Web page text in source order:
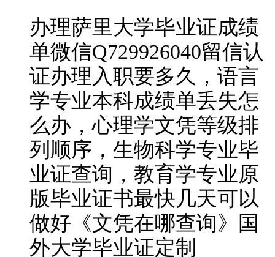
办理萨里大学毕业证成绩
单微信Q729926040留信认
证办理入职要多久，语言
学专业本科成绩单丢失怎
么办，心理学文凭等级排
列顺序，生物科学专业毕
业证查询，教育学专业原
版毕业证书最快几天可以
做好《文凭在哪查询》国
外大学毕业证定制